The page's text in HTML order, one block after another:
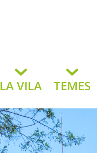
de
LA VILA TEMES